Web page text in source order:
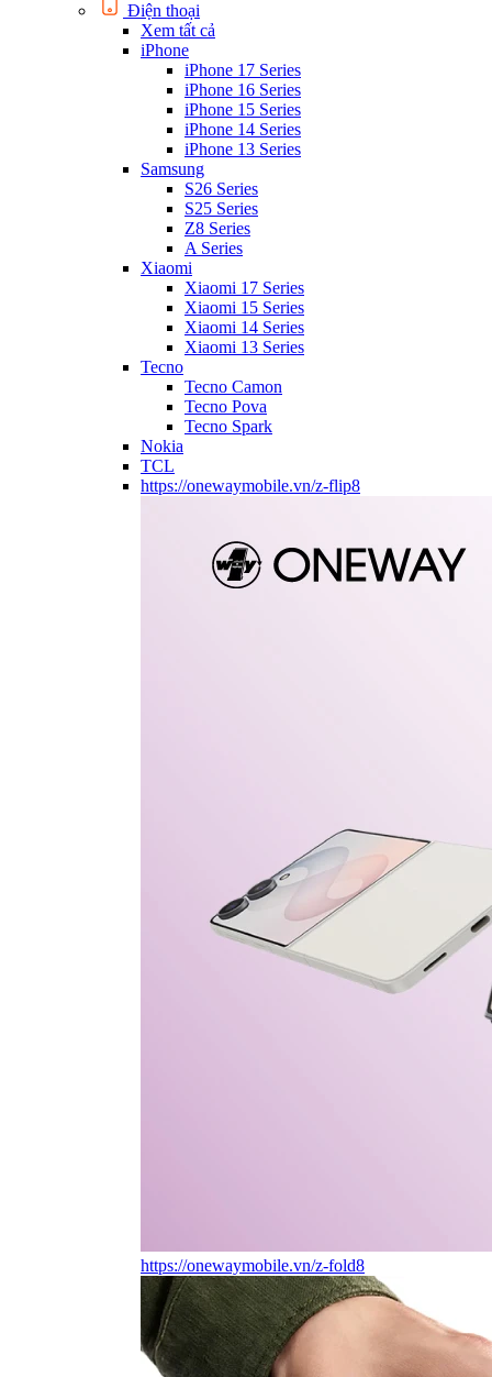
Điện thoại
Xem tất cả
iPhone
iPhone 17 Series
iPhone 16 Series
iPhone 15 Series
iPhone 14 Series
iPhone 13 Series
Samsung
S26 Series
S25 Series
Z8 Series
A Series
Xiaomi
Xiaomi 17 Series
Xiaomi 15 Series
Xiaomi 14 Series
Xiaomi 13 Series
Tecno
Tecno Camon
Tecno Pova
Tecno Spark
Nokia
TCL
https://onewaymobile.vn/z-flip8
https://onewaymobile.vn/z-fold8